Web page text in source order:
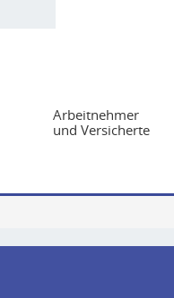
Arbeitnehmer
und Versicherte